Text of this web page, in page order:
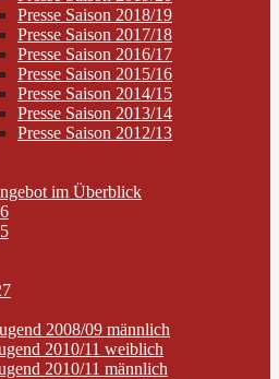
Presse Saison 2018/19
Presse Saison 2017/18
Presse Saison 2016/17
Presse Saison 2015/16
Presse Saison 2014/15
Presse Saison 2013/14
Presse Saison 2012/13
im Überblick
2008/09 männlich
2010/11 weiblich
2010/11 männlich